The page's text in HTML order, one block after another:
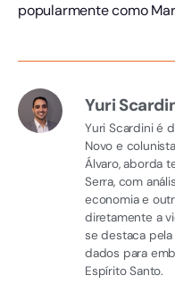
popularmente como
Yuri
Yuri Scardini é
Novo e
Álvaro, aborda
Serra, com
economia e
diretamente a
se destaca
dados para
Espírito Santo.